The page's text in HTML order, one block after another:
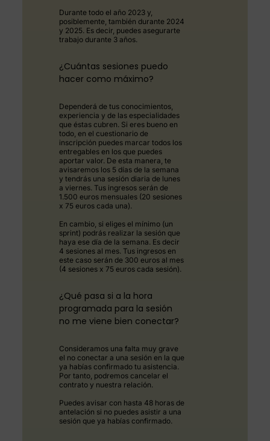
Durante todo el año 2023 y,
posiblemente, también durante 2024
y 2025. Es decir, puedes asegurarte
trabajo durante 3 años.
¿Cuántas sesiones puedo
hacer como máximo?
Dependerá de tus conocimientos,
experiencia y de las especialidades
que éstas cubren. Si eres bueno en
todo, en el cuestionario de
inscripción puedes marcar todos los
entregables en los que puedes
aportar valor. De esta manera, te
avisaremos los 5 días de la semana
y tendrás una sesión diaria de lunes
a viernes. Tus ingresos serán de
1.500 euros mensuales (20 sesiones
x 75 euros cada una).
En cambio, si eliges el mínimo (un
sprint) podrás realizar la sesión que
haya ese día de la semana. Es decir
4 sesiones al mes. Tus ingresos en
este caso serán de 300 euros al mes
(4 sesiones x 75 euros cada sesión).
¿Qué pasa si a la hora
programada para la sesión
no me viene bien conectar?
Consideramos una falta muy grave
el no conectar a una sesión en la que
ya habías confirmado tu asistencia.
Por tanto, podremos cancelar el
contrato y nuestra relación.
Puedes avisar con hasta 48 horas de
antelación si no puedes asistir a una
sesión que ya habías confirmado.